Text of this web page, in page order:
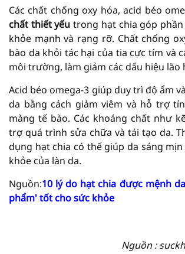
Các chất chống oxy hóa, acid béo
chất thiết yếu trong hạt chia góp
khỏe mạnh và rạng rỡ. Chất chống
bào da khỏi tác hại của tia cực tím và
môi trường, làm giảm các dấu hiệu lão
Acid béo omega-3 giúp duy trì độ ẩm
da bằng cách giảm viêm và hỗ trợ
màng tế bào. Các khoáng chất như
trợ quá trình sửa chữa và tái tạo da.
dụng hạt chia có thể giúp da sáng
khỏe của làn da.
Nguồn:10 lý do hạt chia được mệnh
phẩm' tốt cho sức khỏe
Nguồn :